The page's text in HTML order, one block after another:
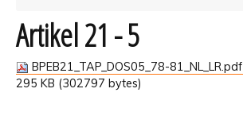
Artikel 21 - 5
BPEB21_TAP_DOS05_78-81_NL_LR.pdf
295 KB (302797 bytes)